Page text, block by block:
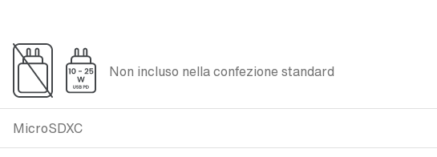
Non incluso nella confezione standard
MicroSDXC